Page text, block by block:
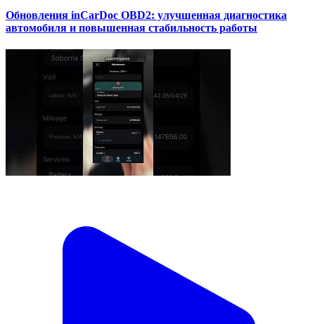
Обновления inCarDoc OBD2: улучшенная диагностика
автомобиля и повышенная стабильность работы